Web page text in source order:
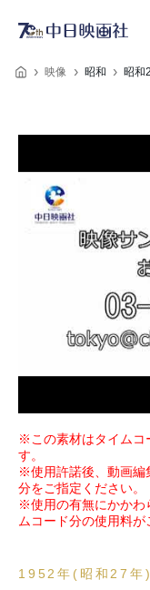
映像 昭和 昭和
※この素材はタイムコ
す。
※使用許諾後、動画編
分をご指定ください。
※使用の有無にかかわ
ムコード分の使用料が
1952年(昭和27年